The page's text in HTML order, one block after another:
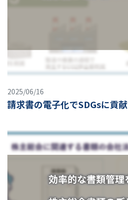
2025/06/16
請求書の電子化でSDGsに貢献